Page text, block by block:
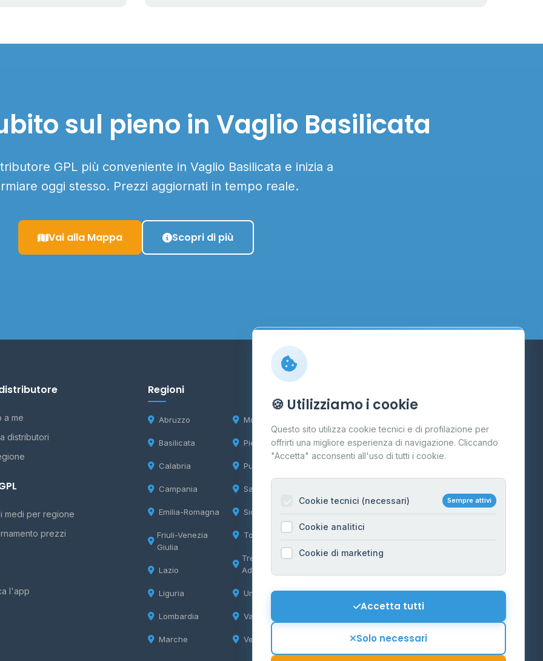
sul pieno in Vaglio Basilicata
GPL più conveniente in Vaglio Basilicata e inizia a
oggi stesso. Prezzi aggiornati in tempo reale.
Vai alla Mappa Scopri di più
a me
distributori
medi per regione
prezzi
l'app
Regioni
Abruzzo
Basilicata
Calabria
Campania
Emilia-Romagna
Friuli-Venezia
Giulia
Lazio
Liguria
Lombardia
Marche
Molise
Piemonte
Puglia
Sardegna
Sicilia
Toscana
Trentino-Alto
Adige
Umbria
Valle d'Aosta
Veneto
Contatti
Per gestori
Informazioni legali
Privacy Policy
Cookie Policy
Mappa del sito
Contattaci
🍪 Utilizziamo i cookie
Questo sito utilizza cookie tecnici e di profilazione per
offrirti una migliore esperienza di navigazione. Cliccando
"Accetta" acconsenti all'uso di tutti i cookie.
Cookie tecnici (necessari) Sempre attivi
Cookie analitici
Cookie di marketing
Accetta tutti
Solo necessari